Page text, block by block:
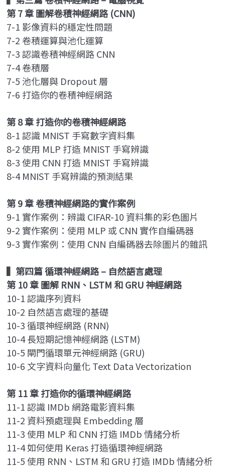
第 7 章 圖解卷積神經網路 (CNN)
7-1 影像資料的穩定性問題
7-2 卷積運算與池化運算
7-3 認識卷積神經網路 CNN
7-4 卷積層
7-5 池化層與 Dropout 層
7-6 打造你的卷積神經網路
第 8 章 打造你的卷積神經網路
8-1 認識 MNIST 手寫數字資料集
8-2 使用 MLP 打造 MNIST 手寫辨識
8-3 使用 CNN 打造 MNIST 手寫辨識
8-4 MNIST 手寫辨識的預測結果
第 9 章 卷積神經網路的實作案例
9-1 實作案例：辨識 CIFAR-10 資料集的彩色圖片
9-2 實作案例：使用 MLP 或 CNN 實作自編碼器
9-3 實作案例：使用 CNN 自編碼器去除圖片的雜訊
▍ 第四篇 循環神經網路 – 自然語言處理
第 10 章 圖解 RNN、LSTM 和 GRU 神經網路
10-1 認識序列資料
10-2 自然語言處理的基礎
10-3 循環神經網路 (RNN)
10-4 長短期記憶神經網路 (LSTM)
10-5 閘門循環單元神經網路 (GRU)
10-6 文字資料向量化 Text Data Vectorization
第 11 章 打造你的循環神經網路
11-1 認識 IMDb 網路電影資料集
11-2 資料預處理與 Embedding 層
11-3 使用 MLP 和 CNN 打造 IMDb 情緒分析
11-4 如何使用 Keras 打造循環神經網路
11-5 使用 RNN、LSTM 和 GRU 打造 IMDb 情緒分析